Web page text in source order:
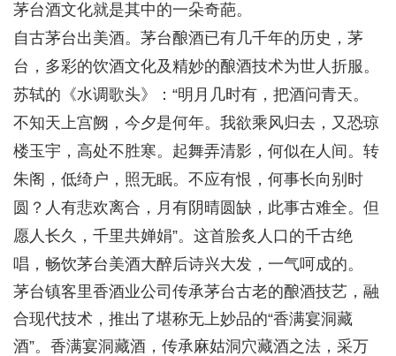
茅台酒文化就是其中的一朵奇葩。
自古茅台出美酒。茅台酿酒已有几千年的历史， 茅
台，多彩的饮酒文化及精妙的酿酒技术为世人折服。
苏轼的《水调歌头》：“明月几时有，把酒问青天。
不知天上宫阙，今夕是何年。我欲乘风归去，又恐琼
楼玉宇，高处不胜寒。起舞弄清影，何似在人间。转
朱阁，低绮户，照无眠。不应有恨，何事长向别时
圆？人有悲欢离合，月有阴晴圆缺，此事古难全。但
愿人长久，千里共婵娟”。这首脍炙人口的千古绝
唱，畅饮茅台美酒大醉后诗兴大发，一气呵成的。
茅台镇客里香酒业公司传承茅台古老的酿酒技艺，融
合现代技术，推出了堪称无上妙品的“香满宴洞藏
酒”。香满宴洞藏酒，传承麻姑洞穴藏酒之法，采万